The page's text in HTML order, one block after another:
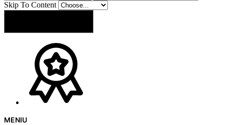
Skip To Content
MENIU